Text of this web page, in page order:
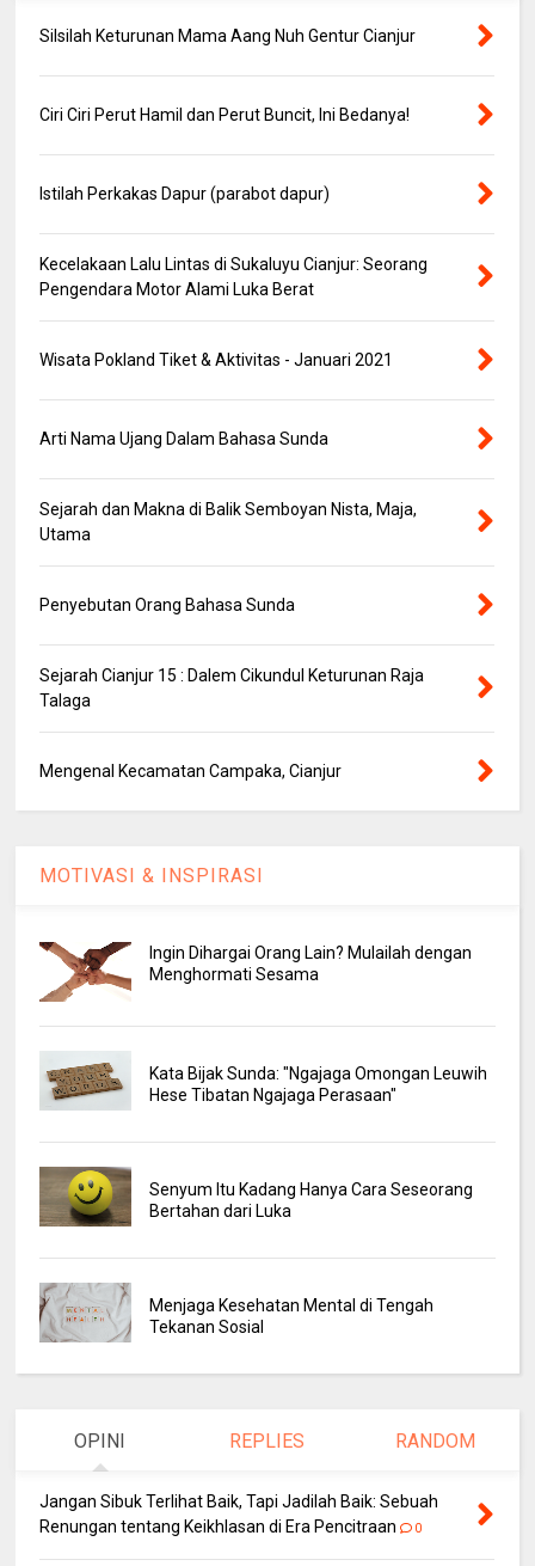
Silsilah Keturunan Mama Aang Nuh Gentur Cianjur
Ciri Ciri Perut Hamil dan Perut Buncit, Ini Bedanya!
Istilah Perkakas Dapur (parabot dapur)
Kecelakaan Lalu Lintas di Sukaluyu Cianjur: Seorang
Pengendara Motor Alami Luka Berat
Wisata Pokland Tiket & Aktivitas - Januari 2021
Arti Nama Ujang Dalam Bahasa Sunda
Sejarah dan Makna di Balik Semboyan Nista, Maja,
Utama
Penyebutan Orang Bahasa Sunda
Sejarah Cianjur 15 : Dalem Cikundul Keturunan Raja
Talaga
Mengenal Kecamatan Campaka, Cianjur
MOTIVASI & INSPIRASI
Ingin Dihargai Orang Lain? Mulailah dengan
Menghormati Sesama
Kata Bijak Sunda: "Ngajaga Omongan Leuwih
Hese Tibatan Ngajaga Perasaan"
Senyum Itu Kadang Hanya Cara Seseorang
Bertahan dari Luka
Menjaga Kesehatan Mental di Tengah
Tekanan Sosial
OPINI REPLIES RANDOM
Jangan Sibuk Terlihat Baik, Tapi Jadilah Baik: Sebuah
Renungan tentang Keikhlasan di Era Pencitraan
0